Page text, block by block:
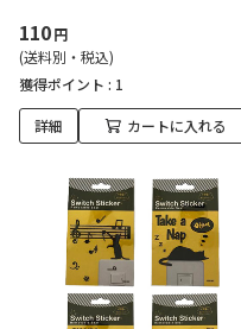
110円
(送料別・税込)
獲得ポイント : 1
詳細 カートに入れる